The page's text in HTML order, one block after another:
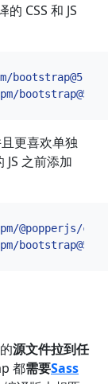
CSS 和 JS
更喜欢单独
之前添加
@popperjs/
源文件拉到任
都需要Sass